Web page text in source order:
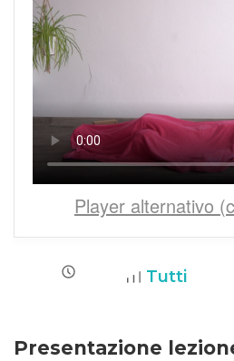
Player alternativo
Tutti
Presentazione